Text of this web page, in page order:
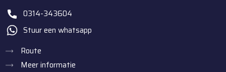
0314-343604
Stuur een whatsapp
Route
Meer informatie